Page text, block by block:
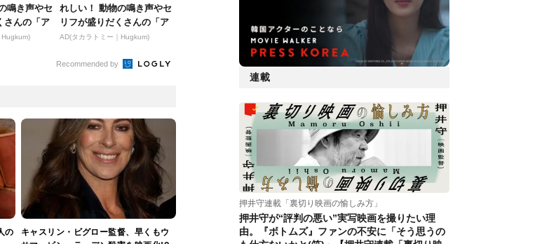
鳴き声やセ
さんの「ア
Hugkum)
れしい！ 動物の鳴き声やセ
リフが盛りだくさんの「ア
ニア ...
AD(タカラトミー｜Hugkum)
Recommended by
の
キャスリン・ビグロー監督、早くもウ
連載
押井守連載「裏切り映画の愉しみ方」
押井守が“評判の悪い”実写映画を撮りたい理
由。『ボトムズ』ファンの不安に「そう思うの